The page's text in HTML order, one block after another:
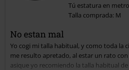
Tú estatura en
Talla comprada: M
No estan mal
Yo cogi mi talla habitual, y como toda la
me resulto apretado, al estar un rato
asique yo recomiendo la talla habitual